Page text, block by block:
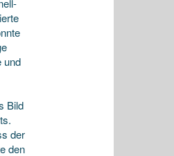
und
Bild
der
den